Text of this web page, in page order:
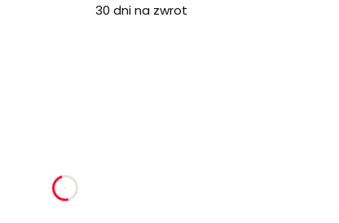
30 dni na zwrot
godziny